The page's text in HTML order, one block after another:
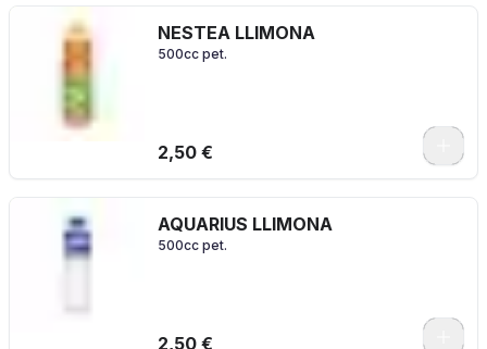
NESTEA LLIMONA
500cc pet.
2,50 €
AQUARIUS LLIMONA
500cc pet.
2,50 €